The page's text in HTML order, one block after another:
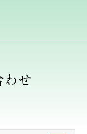
せ